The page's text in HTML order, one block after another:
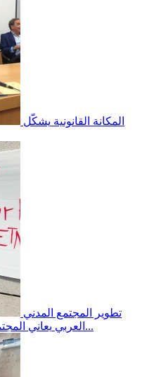
المكانة القانونية يشكّل
العربي يعاني المجتمع الفلسطيني من تمييز ممنهج من...